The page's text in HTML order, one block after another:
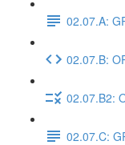
02.07.A:
02.07.B:
02.07.B2:
02.07.C: